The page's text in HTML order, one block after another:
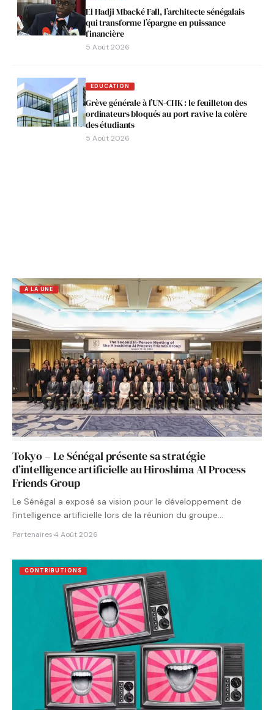
El Hadji Mbacké Fall, l’architecte sénégalais
qui transforme l’épargne en puissance
financière
5 Août 2026
EDUCATION
Grève générale à l’UN-CHK : le feuilleton des
ordinateurs bloqués au port ravive la colère
des étudiants
5 Août 2026
A LA UNE
Tokyo – Le Sénégal présente sa stratégie
d’intelligence artificielle au Hiroshima AI Process
Friends Group
Le Sénégal a exposé sa vision pour le développement de
l’intelligence artificielle lors de la réunion du groupe…
Partenaires·4 Août 2026
CONTRIBUTIONS